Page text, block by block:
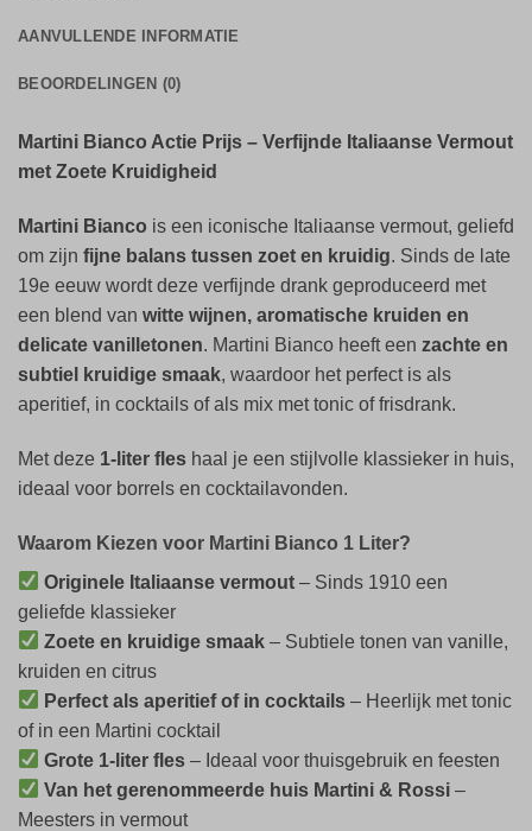
AANVULLENDE INFORMATIE
BEOORDELINGEN (0)
Martini Bianco Actie Prijs – Verfijnde Italiaanse Vermout
met Zoete Kruidigheid
Martini Bianco is een iconische Italiaanse vermout, geliefd
om zijn fijne balans tussen zoet en kruidig. Sinds de late
19e eeuw wordt deze verfijnde drank geproduceerd met
een blend van witte wijnen, aromatische kruiden en
delicate vanilletonen. Martini Bianco heeft een zachte en
subtiel kruidige smaak, waardoor het perfect is als
aperitief, in cocktails of als mix met tonic of frisdrank.
Met deze 1-liter fles haal je een stijlvolle klassieker in huis,
ideaal voor borrels en cocktailavonden.
Waarom Kiezen voor Martini Bianco 1 Liter?
Originele Italiaanse vermout – Sinds 1910 een
geliefde klassieker
Zoete en kruidige smaak – Subtiele tonen van vanille,
kruiden en citrus
Perfect als aperitief of in cocktails – Heerlijk met tonic
of in een Martini cocktail
Grote 1-liter fles – Ideaal voor thuisgebruik en feesten
Van het gerenommeerde huis Martini & Rossi –
Meesters in vermout